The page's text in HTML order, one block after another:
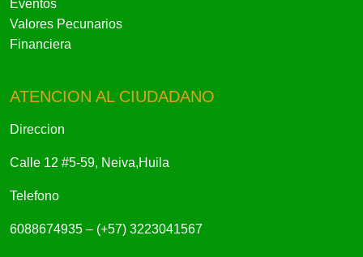
Eventos
Valores Pecunarios
Financiera
ATENCION AL CIUDADANO
Direccion
Calle 12 #5-59, Neiva,Huila
Telefono
6088674935 – (+57) 3223041567